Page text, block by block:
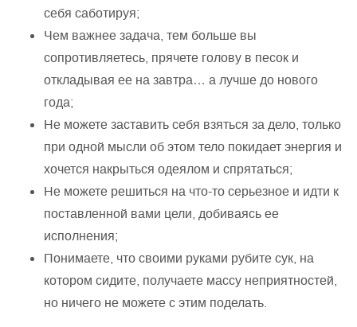
себя саботируя;
Чем важнее задача, тем больше вы
сопротивляетесь, прячете голову в песок и
откладывая ее на завтра… а лучше до нового
года;
Не можете заставить себя взяться за дело, только
при одной мысли об этом тело покидает энергия и
хочется накрыться одеялом и спрятаться;
Не можете решиться на что-то серьезное и идти к
поставленной вами цели, добиваясь ее
исполнения;
Понимаете, что своими руками рубите сук, на
котором сидите, получаете массу неприятностей,
но ничего не можете с этим поделать.